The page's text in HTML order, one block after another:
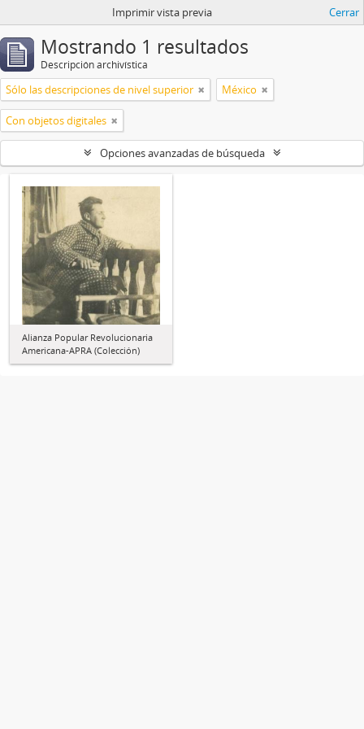
Imprimir vista previa Cerrar
Mostrando 1 resultados
Descripción archivística
Sólo las descripciones de nivel superior México
Con objetos digitales
Opciones avanzadas de búsqueda
Alianza Popular Revolucionaria
Americana-APRA (Colección)